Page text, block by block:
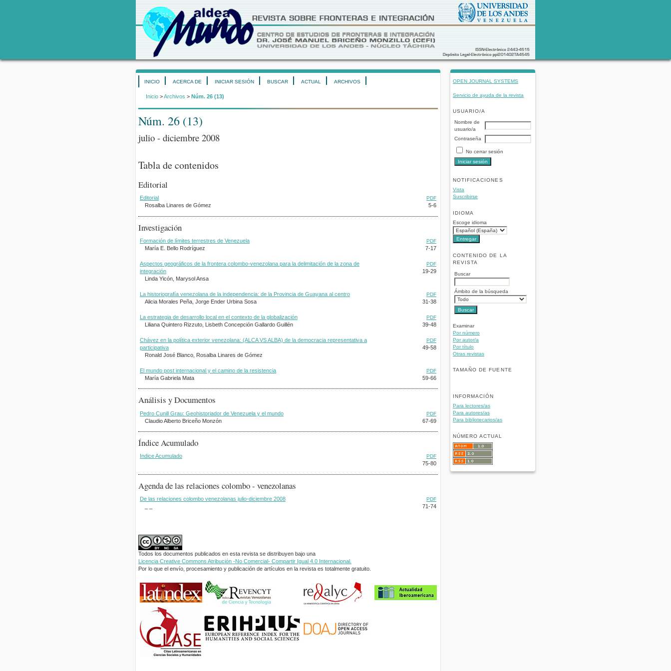
OPEN JOURNAL SYSTEMS
Servicio de ayuda de la revista
USUARIO/A
Nombre de
usuario/a
Contraseña
No cerrar sesión
NOTIFICACIONES
Vista
Suscribirse
IDIOMA
Escoge idioma
CONTENIDO DE LA
REVISTA
Buscar
Ámbito de la búsqueda
Examinar
Por número
Por autor/a
Por título
Otras revistas
TAMAÑO DE FUENTE
INFORMACIÓN
Para lectores/as
Para autores/as
Para bibliotecarios/as
NÚMERO ACTUAL
INICIO ACERCA DE INICIAR SESIÓN BUSCAR ACTUAL ARCHIVOS
Inicio >Archivos > Núm. 26 (13)
Núm. 26 (13)
julio - diciembre 2008
Tabla de contenidos
Editorial
Editorial
Rosalba Linares de Gómez
PDF
5-6
Investigación
Formación de límites terrestres de Venezuela
María E. Bello Rodríguez
PDF
7-17
Aspectos geográficos de la frontera colombo-venezolana para la delimitación de la zona de
integración
Linda Yicón, Marysol Ansa
PDF
19-29
La historiografía venezolana de la independencia: de la Provincia de Guayana al centro
Alicia Morales Peña, Jorge Ender Urbina Sosa
PDF
31-38
La estrategia de desarrollo local en el contexto de la globalización
Liliana Quintero Rizzuto, Lisbeth Concepción Gallardo Guillén
PDF
39-48
Chávez en la política exterior venezolana: (ALCA VS ALBA) de la democracia representativa a
participativa
Ronald José Blanco, Rosalba Linares de Gómez
PDF
49-58
El mundo post internacional y el camino de la resistencia
María Gabriela Mata
PDF
59-66
Análisis y Documentos
Pedro Cunill Grau: Geohistoriador de Venezuela y el mundo
Claudio Alberto Briceño Monzón
PDF
67-69
Índice Acumulado
Indice Acumulado PDF
75-80
Agenda de las relaciones colombo - venezolanas
De las relaciones colombo venezolanas julio-diciembre 2008
PDF
71-74
Todos los documentos publicados en esta revista se distribuyen bajo una
Licencia Creative Commons Atribución -No Comercial- Compartir Igual 4.0 Internacional.
Por lo que el envío, procesamiento y publicación de artículos en la revista es totalmente gratuito.